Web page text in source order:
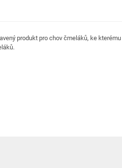
produkt pro chov čmeláků, ke